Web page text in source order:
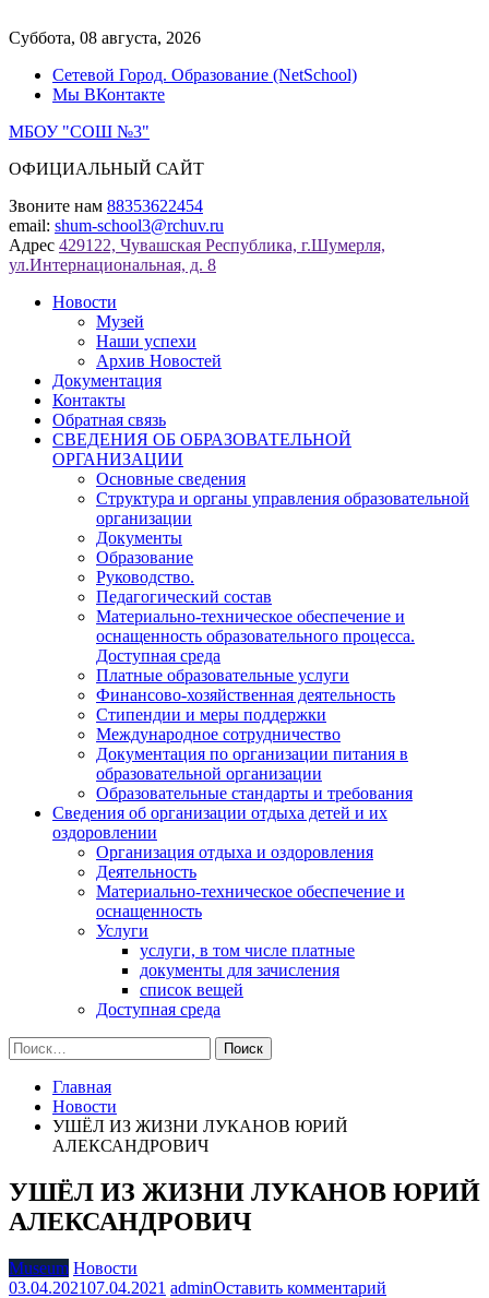
к
Суббота, 08 августа, 2026
Сетевой Город. Образование (NetSchool)
Мы ВКонтакте
МБОУ "СОШ №3"
ОФИЦИАЛЬНЫЙ САЙТ
Звоните нам 88353622454
email: shum-school3@rchuv.ru
Адрес 429122, Чувашская Республика, г.Шумерля,
ул.Интернациональная, д. 8
Новости
Музей
Наши успехи
Архив Новостей
Документация
Контакты
Обратная связь
СВЕДЕНИЯ ОБ ОБРАЗОВАТЕЛЬНОЙ
ОРГАНИЗАЦИИ
Основные сведения
Структура и органы управления образовательной
организации
Документы
Образование
Руководство.
Педагогический состав
Материально-техническое обеспечение и
оснащенность образовательного процесса.
Доступная среда
Платные образовательные услуги
Финансово-хозяйственная деятельность
Стипендии и меры поддержки
Международное сотрудничество
Документация по организации питания в
образовательной организации
Образовательные стандарты и требования
Сведения об организации отдыха детей и их
оздоровлении
Организация отдыха и оздоровления
Деятельность
Материально-техническое обеспечение и
оснащенность
Услуги
услуги, в том числе платные
документы для зачисления
список вещей
Доступная среда
Найти:
Главная
Новости
УШЁЛ ИЗ ЖИЗНИ ЛУКАНОВ ЮРИЙ
АЛЕКСАНДРОВИЧ
УШЁЛ ИЗ ЖИЗНИ ЛУКАНОВ ЮРИЙ
АЛЕКСАНДРОВИЧ
Museum Новости
03.04.202107.04.2021 adminОставить комментарий